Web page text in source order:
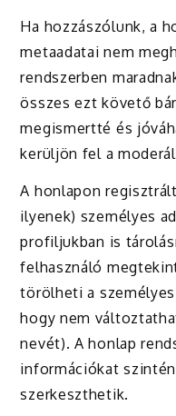
Ha hozzászólunk, a
metaadatai nem
rendszerben
összes ezt követő
megismertté és
kerüljön fel a
A honlapon
ilyenek) személyes
profiljukban is
felhasználó
törölheti a
hogy nem
nevét). A honlap
információkat
szerkeszthetik.